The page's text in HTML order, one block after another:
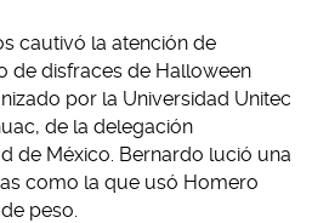
cautivó la atención de
de disfraces de Halloween
por la Universidad Unitec
de la delegación
de México. Bernardo lució una
como la que usó Homero
peso.